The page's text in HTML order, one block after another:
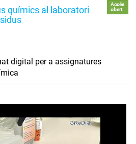
químics al laboratori
Accés
obert
digital per a assignatures